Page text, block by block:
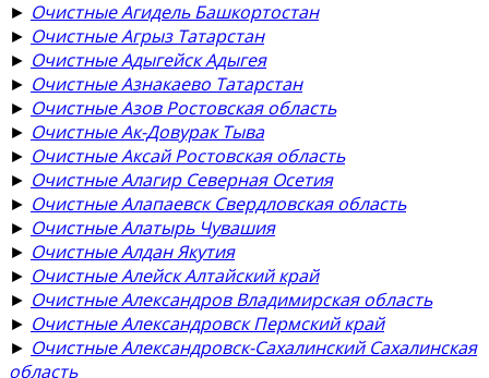
► Очистные Агидель Башкортостан
► Очистные Агрыз Татарстан
► Очистные Адыгейск Адыгея
► Очистные Азнакаево Татарстан
► Очистные Азов Ростовская область
► Очистные Ак-Довурак Тыва
► Очистные Аксай Ростовская область
► Очистные Алагир Северная Осетия
► Очистные Алапаевск Свердловская область
► Очистные Алатырь Чувашия
► Очистные Алдан Якутия
► Очистные Алейск Алтайский край
► Очистные Александров Владимирская область
► Очистные Александровск Пермский край
► Очистные Александровск-Сахалинский Сахалинская
область